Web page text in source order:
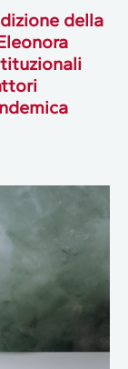
della